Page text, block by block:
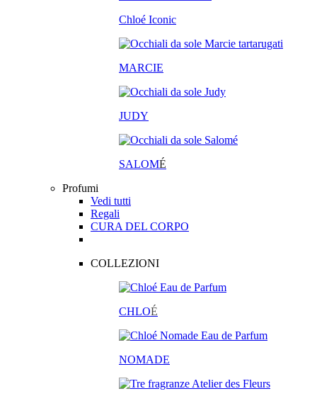
Chloé Iconic
MARCIE
JUDY
SALOMÉ
Profumi
Vedi tutti
Regali
CURA DEL CORPO
COLLEZIONI
CHLOÉ
NOMADE